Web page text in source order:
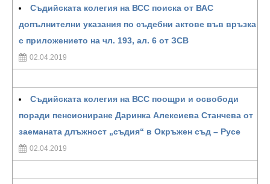
Съдийската колегия на ВСС поиска от ВАС
допълнителни указания по съдебни актове във връзка
с приложението на чл. 193, ал. 6 от ЗСВ
02.04.2019
Съдийската колегия на ВСС поощри и освободи
поради пенсиониране Даринка Алексиева Станчева от
заеманата длъжност „съдия“ в Окръжен съд – Русе
02.04.2019